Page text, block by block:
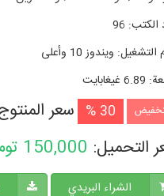
الكتب:
96
التشغیل: ويندوز 10 وأعلی
: 6.89 غيغابايت
30 % سعر
التحميل: 150,000
الشراء البريدي